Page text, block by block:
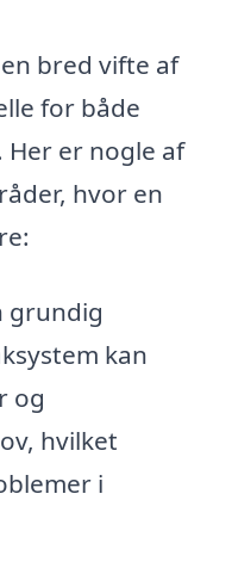
bred vifte af
for både
er nogle af
hvor en
grundig
kan
og
hvilket
i